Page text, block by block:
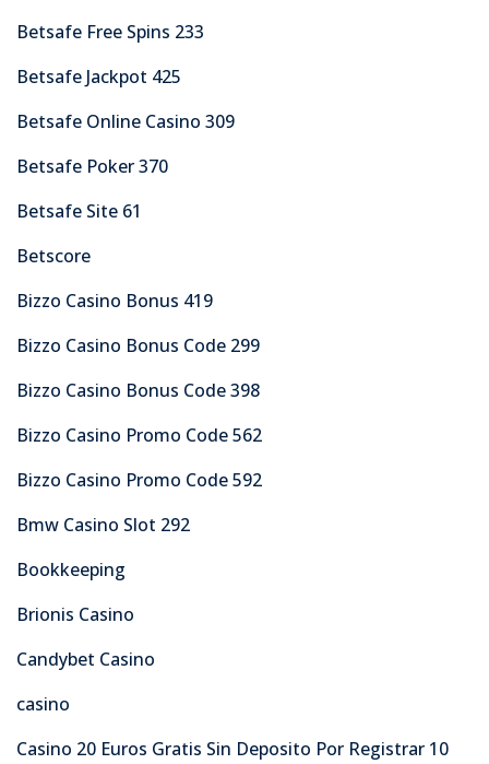
Betsafe Free Spins 233
Betsafe Jackpot 425
Betsafe Online Casino 309
Betsafe Poker 370
Betsafe Site 61
Betscore
Bizzo Casino Bonus 419
Bizzo Casino Bonus Code 299
Bizzo Casino Bonus Code 398
Bizzo Casino Promo Code 562
Bizzo Casino Promo Code 592
Bmw Casino Slot 292
Bookkeeping
Brionis Casino
Candybet Casino
casino
Casino 20 Euros Gratis Sin Deposito Por Registrar 10